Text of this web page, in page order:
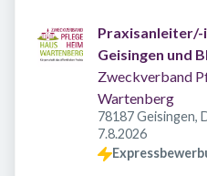
Praxisanleiter/-
Geisingen und
Zweckverband
Wartenberg
78187 Geisingen,
Veröffentlicht
7.8.2026